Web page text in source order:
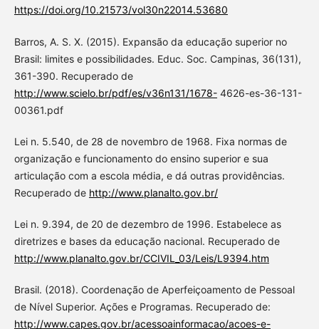
https://doi.org/10.21573/vol30n22014.53680
Barros, A. S. X. (2015). Expansão da educação superior no
Brasil: limites e possibilidades. Educ. Soc. Campinas, 36(131),
361-390. Recuperado de
http://www.scielo.br/pdf/es/v36n131/1678-4626-es-36-131-
00361.pdf
Lei n. 5.540, de 28 de novembro de 1968. Fixa normas de
organização e funcionamento do ensino superior e sua
articulação com a escola média, e dá outras providências.
Recuperado de http://www.planalto.gov.br/
Lei n. 9.394, de 20 de dezembro de 1996. Estabelece as
diretrizes e bases da educação nacional. Recuperado de
http://www.planalto.gov.br/CCIVIL_03/Leis/L9394.htm
Brasil. (2018). Coordenação de Aperfeiçoamento de Pessoal
de Nível Superior. Ações e Programas. Recuperado de:
http://www.capes.gov.br/acessoainformacao/acoes-e-